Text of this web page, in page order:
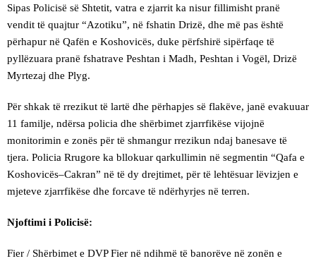
Sipas Policisë së Shtetit, vatra e zjarrit ka nisur fillimisht pranë
vendit të quajtur “Azotiku”, në fshatin Drizë, dhe më pas është
përhapur në Qafën e Koshovicës, duke përfshirë sipërfaqe të
pyllëzuara pranë fshatrave Peshtan i Madh, Peshtan i Vogël, Drizë
Myrtezaj dhe Plyg.
Për shkak të rrezikut të lartë dhe përhapjes së flakëve, janë evakuuar
11 familje, ndërsa policia dhe shërbimet zjarrfikëse vijojnë
monitorimin e zonës për të shmangur rrezikun ndaj banesave të
tjera. Policia Rrugore ka bllokuar qarkullimin në segmentin “Qafa e
Koshovicës–Cakran” në të dy drejtimet, për të lehtësuar lëvizjen e
mjeteve zjarrfikëse dhe forcave të ndërhyrjes në terren.
Njoftimi i Policisë:
Fier / Shërbimet e DVP Fier në ndihmë të banorëve në zonën e